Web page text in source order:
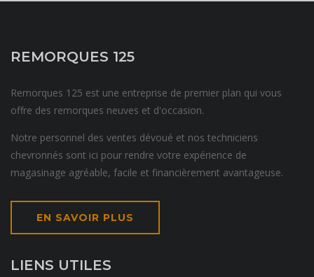
REMORQUES 125
Remorques 125 est une entreprise de premier plan qui vous
offre des remorques neuves et d'occasion.
Notre personnel des ventes dévoué et nos techniciens
chevronnés sont ici pour rendre votre expérience de
magasinage agréable, facile et financièrement avantageuse.
EN SAVOIR PLUS
LIENS UTILES